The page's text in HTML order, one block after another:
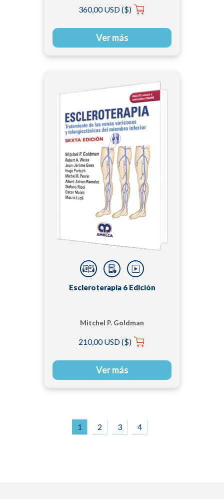
360,00 USD ($)
Ver más
Escleroterapia 6 Edición
Mitchel P. Goldman
210,00 USD ($)
Ver más
1 2 3 4